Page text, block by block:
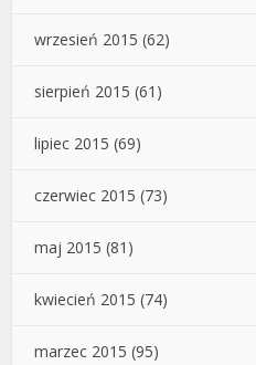
wrzesień 2015 (62)
sierpień 2015 (61)
lipiec 2015 (69)
czerwiec 2015 (73)
maj 2015 (81)
kwiecień 2015 (74)
marzec 2015 (95)